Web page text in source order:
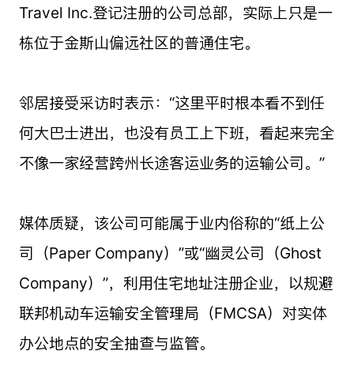
Travel Inc.登记注册的公司总部，实际上只是一
栋位于金斯山偏远社区的普通住宅。
邻居接受采访时表示：“这里平时根本看不到任
何大巴士进出，也没有员工上下班，看起来完全
不像一家经营跨州长途客运业务的运输公司。”
媒体质疑，该公司可能属于业内俗称的“纸上公
司（Paper Company）”或“幽灵公司（Ghost
Company）”，利用住宅地址注册企业，以规避
联邦机动车运输安全管理局（FMCSA）对实体
办公地点的安全抽查与监管。